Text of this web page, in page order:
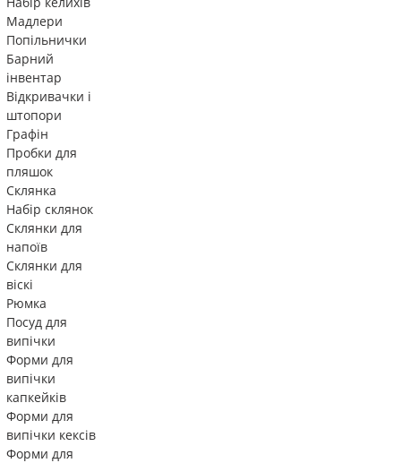
Мадлери
Попільнички
Барний
інвентар
Відкривачки і
штопори
Графін
Пробки для
пляшок
Склянка
Набір склянок
Склянки для
напоїв
Склянки для
віскі
Рюмка
Посуд для
випічки
Форми для
випічки
капкейків
Форми для
випічки кексів
Форми для